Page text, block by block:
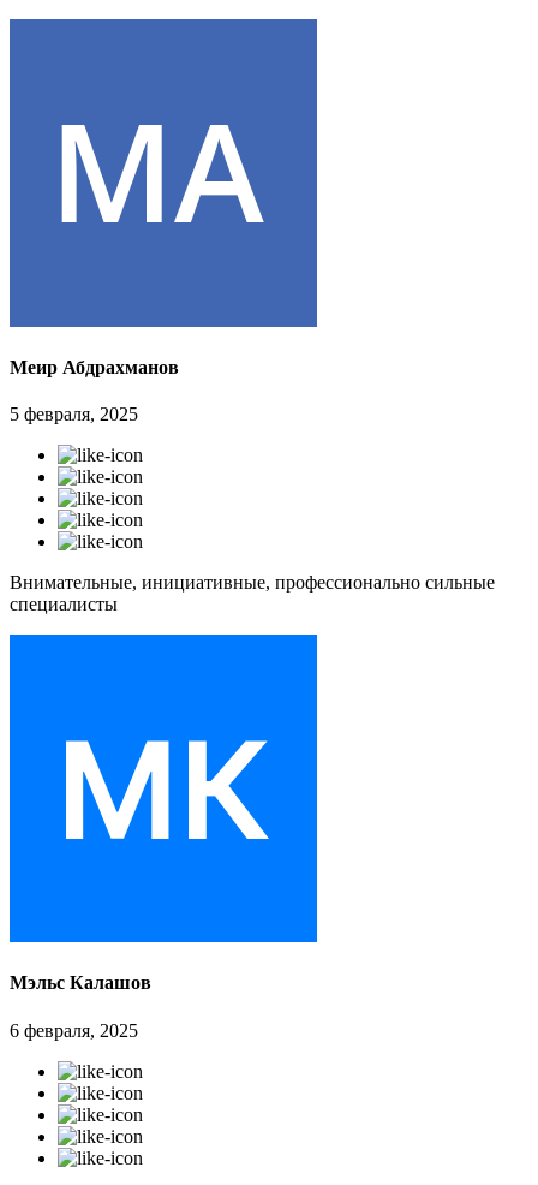
Меир Абдрахманов
5 февраля, 2025
Внимательные, инициативные, профессионально сильные
специалисты
Мэльс Калашов
6 февраля, 2025